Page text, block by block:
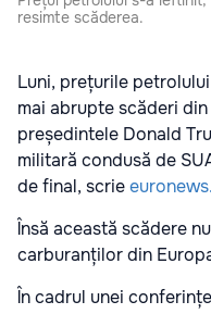
resimte scăderea.
Luni, prețurile
mai abrupte scăderi
președintele Donald
militară condusă de
de final, scrie
Însă această scădere
carburanților din
În cadrul unei